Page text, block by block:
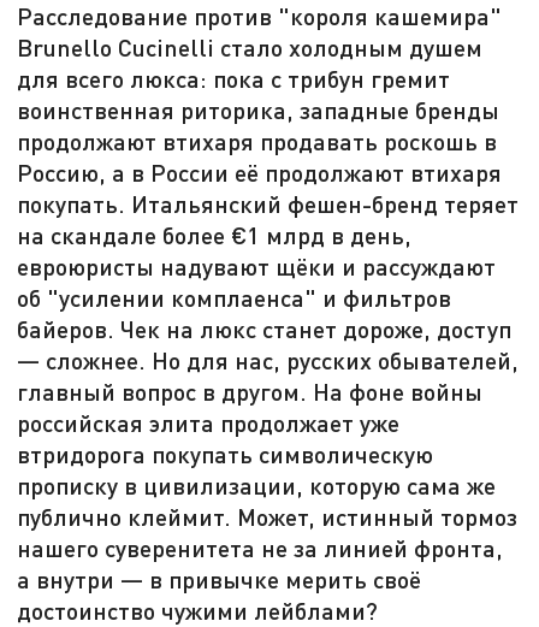
Расследование против "короля кашемира"
Brunello Cucinelli стало холодным душем
для всего люкса: пока с трибун гремит
воинственная риторика, западные бренды
продолжают втихаря продавать роскошь в
Россию, а в России её продолжают втихаря
покупать. Итальянский фешен-бренд теряет
на скандале более €1 млрд в день,
евроюристы надувают щёки и рассуждают
об "усилении комплаенса" и фильтров
байеров. Чек на люкс станет дороже, доступ
— сложнее. Но для нас, русских обывателей,
главный вопрос в другом. На фоне войны
российская элита продолжает уже
втридорога покупать символическую
прописку в цивилизации, которую сама же
публично клеймит. Может, истинный тормоз
нашего суверенитета не за линией фронта,
а внутри — в привычке мерить своё
достоинство чужими лейблами?